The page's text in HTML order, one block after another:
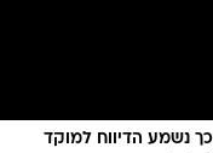
נשמע הדיווח למוקד